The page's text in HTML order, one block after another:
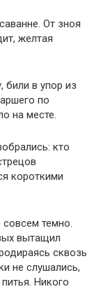
От зноя
желтая
били в упор из
по
на месте.
кто
короткими
темно.
вытащил
сквозь
не слушались,
Никого